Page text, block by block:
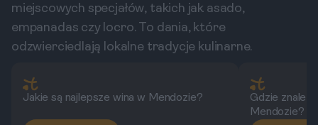
miejscowych specjałów, takich jak asado,
empanadas czy locro. To dania, które
odzwierciedlają lokalne tradycje kulinarne.
Jakie są najlepsze wina w Mendozie?
Gdzie
Mendozie?